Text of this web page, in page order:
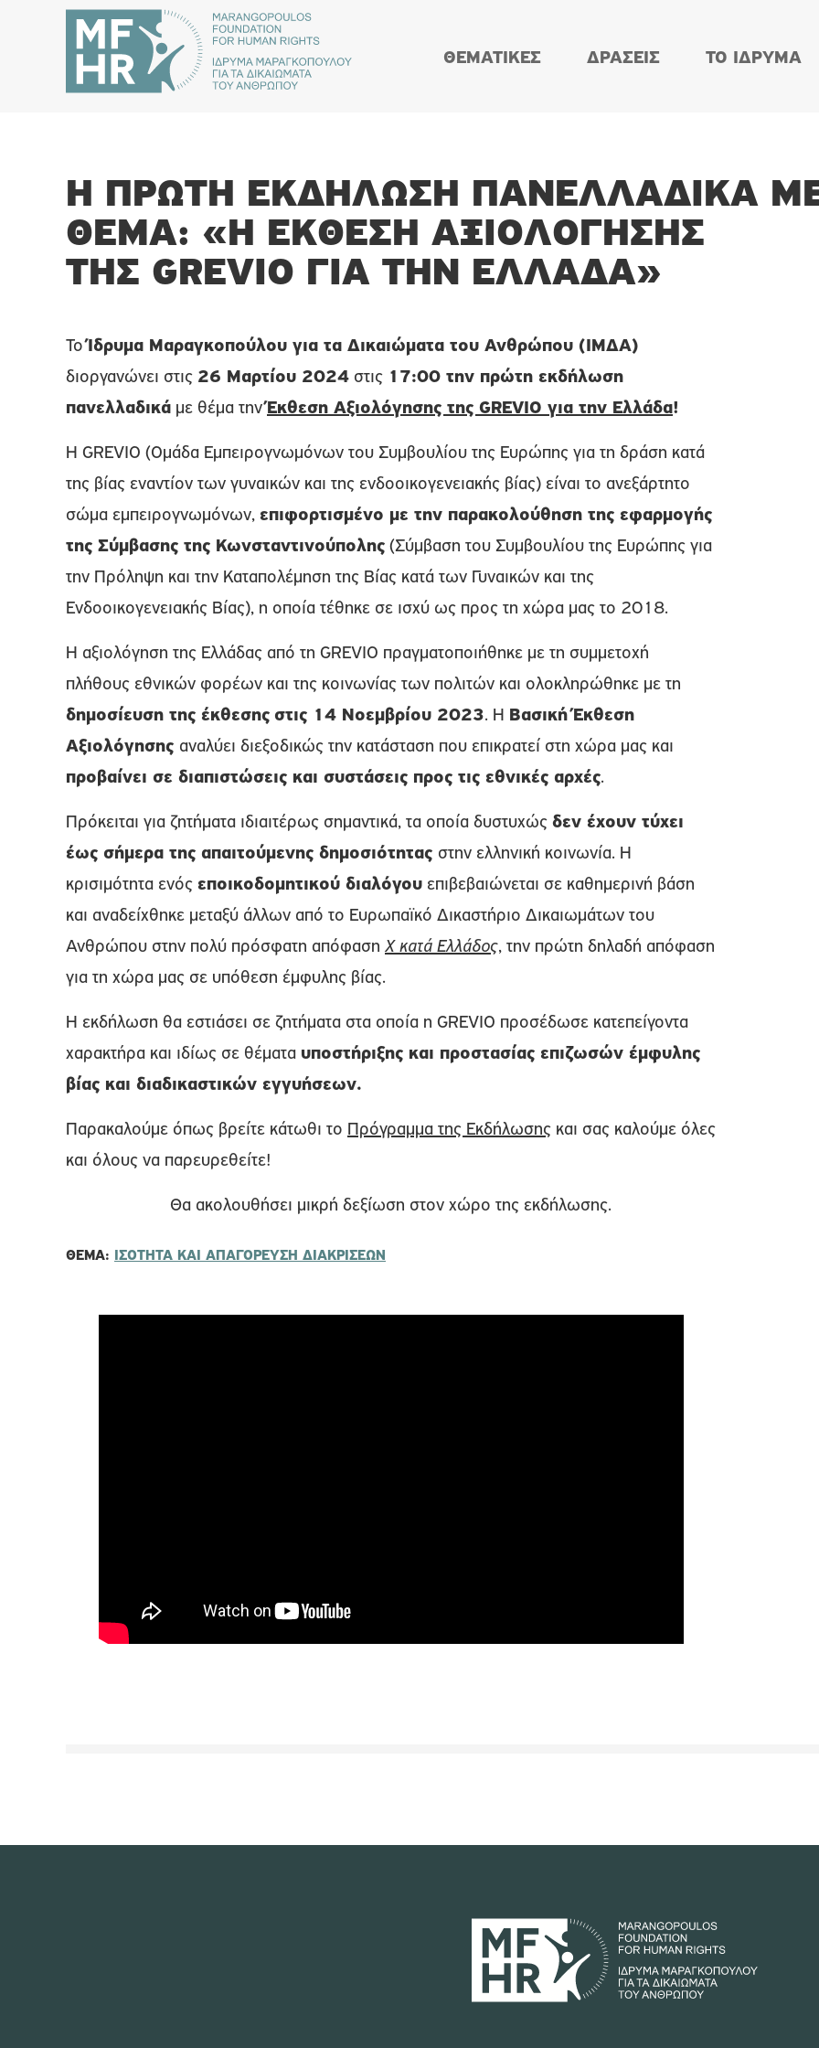
ΘΕΜΑΤΙΚΕΣ ΔΡΑΣΕΙΣ ΤΟ ΙΔΡΥΜΑ
Η ΠΡΏΤΗ ΕΚΔΉΛΩΣΗ ΠΑΝΕΛΛΑΔΙΚΆ
ΘΈΜΑ: «Η ΈΚΘΕΣΗ ΑΞΙΟΛΌΓΗΣΗΣ
ΤΗΣ GREVIO ΓΙΑ ΤΗΝ ΕΛΛΆΔΑ»
ΤοΊδρυμα Μαραγκοπούλου για τα Δικαιώματα του Ανθρώπου (ΙΜΔΑ)
διοργανώνει στις 26 Μαρτίου 2024 στις 17:00 την πρώτη εκδήλωση
πανελλαδικά με θέμα τηνΈκθεση Αξιολόγησης της GREVIO για την Ελλάδα!
Η GREVIO (Ομάδα Εμπειρογνωμόνων του Συμβουλίου της Ευρώπης για τη δράση κατά
της βίας εναντίον των γυναικών και της ενδοοικογενειακής βίας) είναι το ανεξάρτητο
σώμα εμπειρογνωμόνων, επιφορτισμένο με την παρακολούθηση της εφαρμογής
της Σύμβασης της Κωνσταντινούπολης (Σύμβαση του Συμβουλίου της Ευρώπης για
την Πρόληψη και την Καταπολέμηση της Βίας κατά των Γυναικών και της
Ενδοοικογενειακής Βίας), η οποία τέθηκε σε ισχύ ως προς τη χώρα μας το 2018.
Η αξιολόγηση της Ελλάδας από τη GREVIO πραγματοποιήθηκε με τη συμμετοχή
πλήθους εθνικών φορέων και της κοινωνίας των πολιτών και ολοκληρώθηκε με τη
δημοσίευση της έκθεσης στις 14 Νοεμβρίου 2023. Η Βασική Έκθεση
Αξιολόγησης αναλύει διεξοδικώς την κατάσταση που επικρατεί στη χώρα μας και
προβαίνει σε διαπιστώσεις και συστάσεις προς τις εθνικές αρχές.
Πρόκειται για ζητήματα ιδιαιτέρως σημαντικά, τα οποία δυστυχώς δεν έχουν τύχει
έως σήμερα της απαιτούμενης δημοσιότητας στην ελληνική κοινωνία. Η
κρισιμότητα ενός εποικοδομητικού διαλόγου επιβεβαιώνεται σε καθημερινή βάση
και αναδείχθηκε μεταξύ άλλων από το Ευρωπαϊκό Δικαστήριο Δικαιωμάτων του
Ανθρώπου στην πολύ πρόσφατη απόφαση Χ κατά Ελλάδος, την πρώτη δηλαδή απόφαση
για τη χώρα μας σε υπόθεση έμφυλης βίας.
Η εκδήλωση θα εστιάσει σε ζητήματα στα οποία η GREVIO προσέδωσε κατεπείγοντα
χαρακτήρα και ιδίως σε θέματα υποστήριξης και προστασίας επιζωσών έμφυλης
βίας και διαδικαστικών εγγυήσεων.
Παρακαλούμε όπως βρείτε κάτωθι το Πρόγραμμα της Εκδήλωσης και σας καλούμε όλες
και όλους να παρευρεθείτε!
Θα ακολουθήσει μικρή δεξίωση στον χώρο της εκδήλωσης.
ΘΈΜΑ: ΙΣΟΤΗΤΑ ΚΑΙ ΑΠΑΓΟΡΕΥΣΗ ΔΙΑΚΡΙΣΕΩΝ